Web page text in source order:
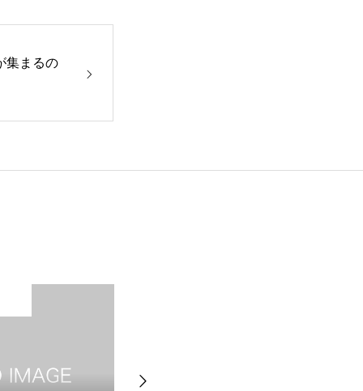
集まるの